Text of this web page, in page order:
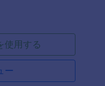
使用する
ー